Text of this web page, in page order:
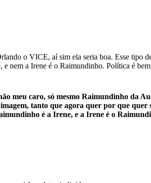
o VICE, aí sim ela seria boa. Esse tipo
nem a Irene é o Raimundinho. Política é
meu caro, só mesmo Raimundinho da
tanto que agora quer por que quer
é a Irene, e a Irene é o